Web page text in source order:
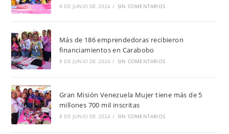
8 DE JUNIO DE 2024 / SIN COMENTARIOS
Más de 186 emprendedoras recibieron
financiamientos en Carabobo
8 DE JUNIO DE 2024 / SIN COMENTARIOS
Gran Misión Venezuela Mujer tiene más de 5
millones 700 mil inscritas
8 DE JUNIO DE 2024 / SIN COMENTARIOS